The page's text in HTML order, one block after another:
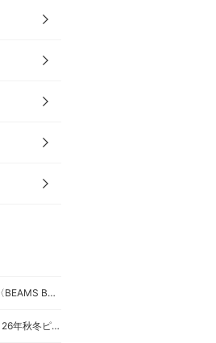
着こなしがもっと楽しくなる！〈BEAMS BOY〉マウンテンパーカーベスト
【新入荷】＜Brilla per il gusto＞26年秋冬ピンストライプスーツ